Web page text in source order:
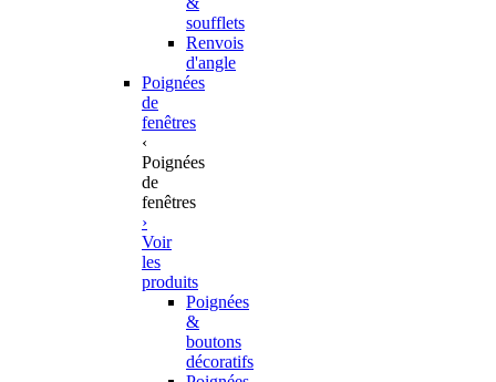
soufflets
Renvois
d'angle
Poignées
de
fenêtres
‹
Poignées
de
fenêtres
›
Voir
les
produits
Poignées
&
boutons
décoratifs